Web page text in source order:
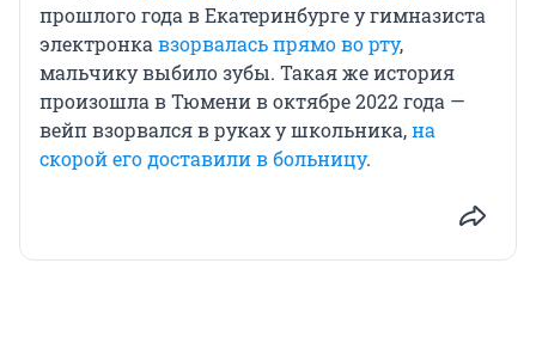
прошлого года в Екатеринбурге у гимназиста
электронка взорвалась прямо во рту,
мальчику выбило зубы. Такая же история
произошла в Тюмени в октябре 2022 года —
вейп взорвался в руках у школьника,на
скорой его доставили в больницу.